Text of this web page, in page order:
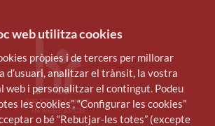
web utilitza cookies
pròpies i de tercers per millorar
d’usuari, analitzar el trànsit, la vostra
web i personalitzar el contingut. Podeu
les cookies”, “Configurar les cookies”
o bé “Rebutjar-les totes” (excepte